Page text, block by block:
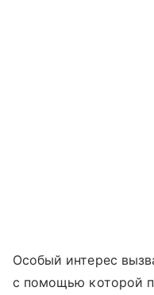
Особый интерес
с помощью которой